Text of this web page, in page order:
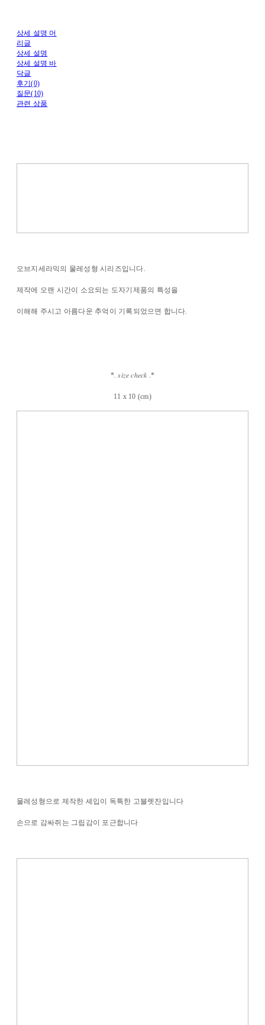
상세 설명 머
리글
상세 설명
상세 설명 바
닥글
후기(0)
질문(10)
관련 상품
오브지세라믹의 물레성형 시리즈입니다.
제작에 오랜 시간이 소요되는 도자기제품의 특성을
이해해 주시고 아름다운 추억이 기록되었으면 합니다.
*. 𝑠𝑖𝑧𝑒 𝑐ℎ𝑒𝑐𝑘 .*
11 x 10 (cm)
물레성형으로 제작한 셰입이 독특한 고블렛잔입니다
손으로 감싸쥐는 그립감이 포근합니다